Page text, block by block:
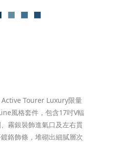
Tourer Luxury限量
風格套件，包含17吋V輻
霧銀裝飾進氣口及左右貫
鉻飾條，堆砌出細膩層次